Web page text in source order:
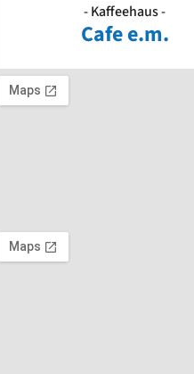
- Kaffeehaus -
Cafe e.m.